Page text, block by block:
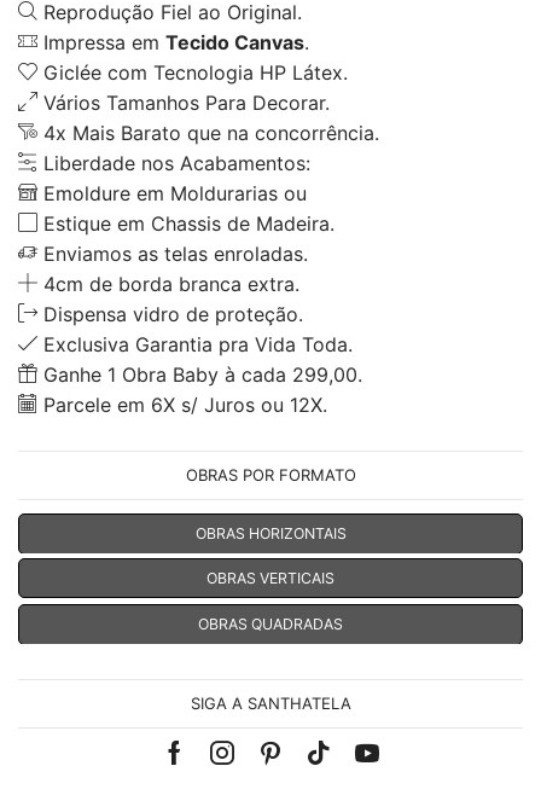
Reprodução Fiel ao Original.
Impressa em Tecido Canvas.
Giclée com Tecnologia HP Látex.
Vários Tamanhos Para Decorar.
4x Mais Barato que na concorrência.
Liberdade nos Acabamentos:
Emoldure em Moldurarias ou
Estique em Chassis de Madeira.
Enviamos as telas enroladas.
4cm de borda branca extra.
Dispensa vidro de proteção.
Exclusiva Garantia pra Vida Toda.
Ganhe 1 Obra Baby à cada 299,00.
Parcele em 6X s/ Juros ou 12X.
OBRAS POR FORMATO
OBRAS HORIZONTAIS
OBRAS VERTICAIS
OBRAS QUADRADAS
SIGA A SANTHATELA
FacebookInstagramPinterest
Tik-Youtube